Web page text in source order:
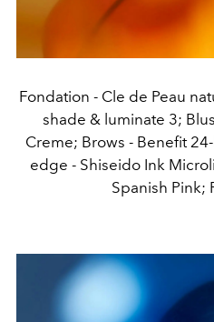
Fondation - Cle de Peau
shade & luminate 3;
Creme; Brows - Benefit
edge - Shiseido Ink
Spanish Pink;